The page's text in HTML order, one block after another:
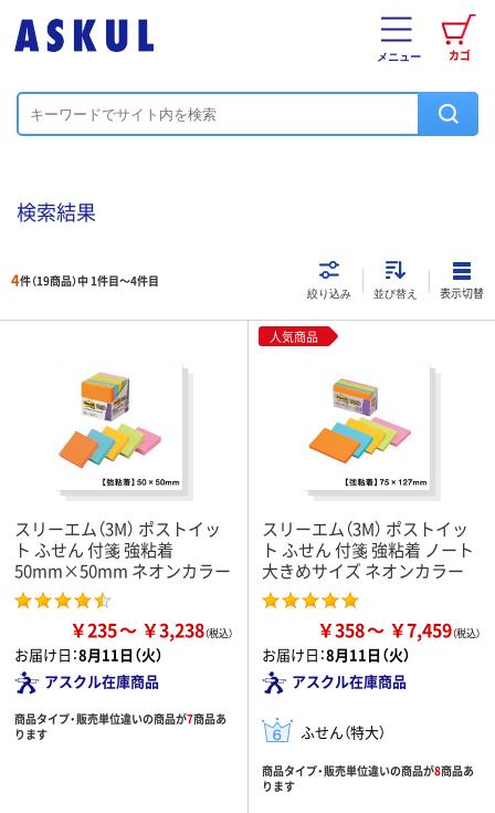
カゴ
メニュー
検索結果
4件（19商品）中 1件目～4件目
絞り込み 並び替え 表示切替
スリーエム（3M） ポストイッ
ト ふせん 付箋 強粘着
50mm×50mm ネオンカラー
￥235 ￥3,238
お届け日：8月11日（火）
アスクル在庫商品
商品タイプ・販売単位違いの商品が7商品あ
ります
人気商品
スリーエム（3M） ポストイッ
ト ふせん 付箋 強粘着 ノート
大きめサイズ ネオンカラー
￥358 ￥7,459
お届け日：8月11日（火）
アスクル在庫商品
ふせん（特大）
商品タイプ・販売単位違いの商品が8商品あ
ります